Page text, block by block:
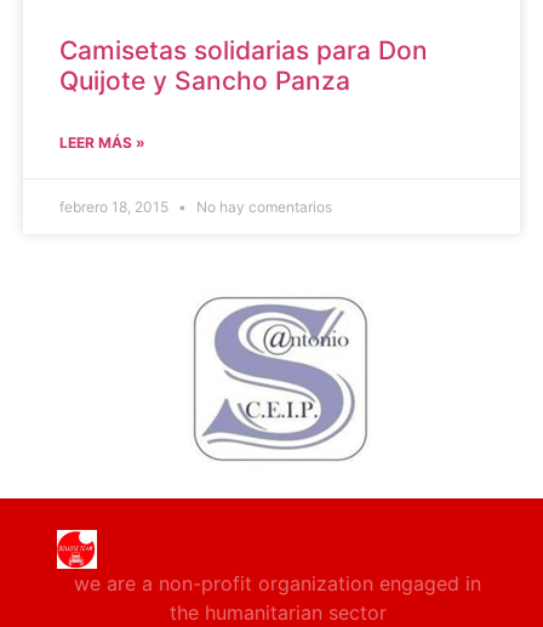
Camisetas solidarias para Don
Quijote y Sancho Panza
LEER MÁS »
febrero 18, 2015 No hay comentarios
we are a non-profit organization engaged in
the humanitarian sector